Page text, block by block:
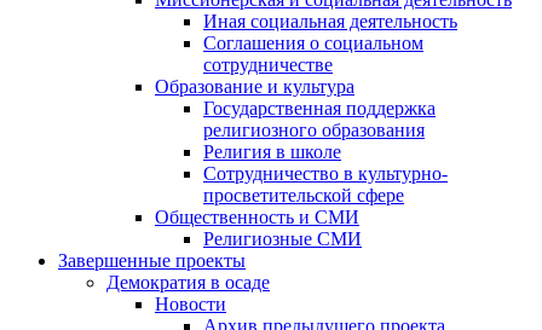
Иная социальная деятельность
Соглашения о социальном
сотрудничестве
Образование и культура
Государственная поддержка
религиозного образования
Религия в школе
Сотрудничество в культурно-
просветительской сфере
Общественность и СМИ
Религиозные СМИ
Завершенные проекты
Демократия в осаде
Новости
Архив предыдущего проекта